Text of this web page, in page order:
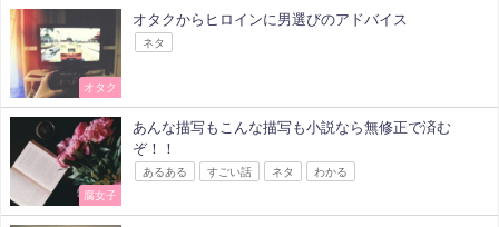
オタク
オタクからヒロインに男選びのアドバイス
ネタ
腐女子
あんな描写もこんな描写も小説なら無修正で済む
ぞ！！
あるある すごい話 ネタ わかる